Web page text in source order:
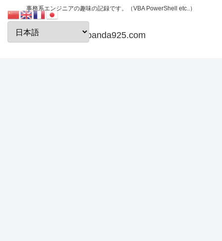
事務系エンジニアの趣味の記録です。（VBA PowerShell etc..）
papanda925.com